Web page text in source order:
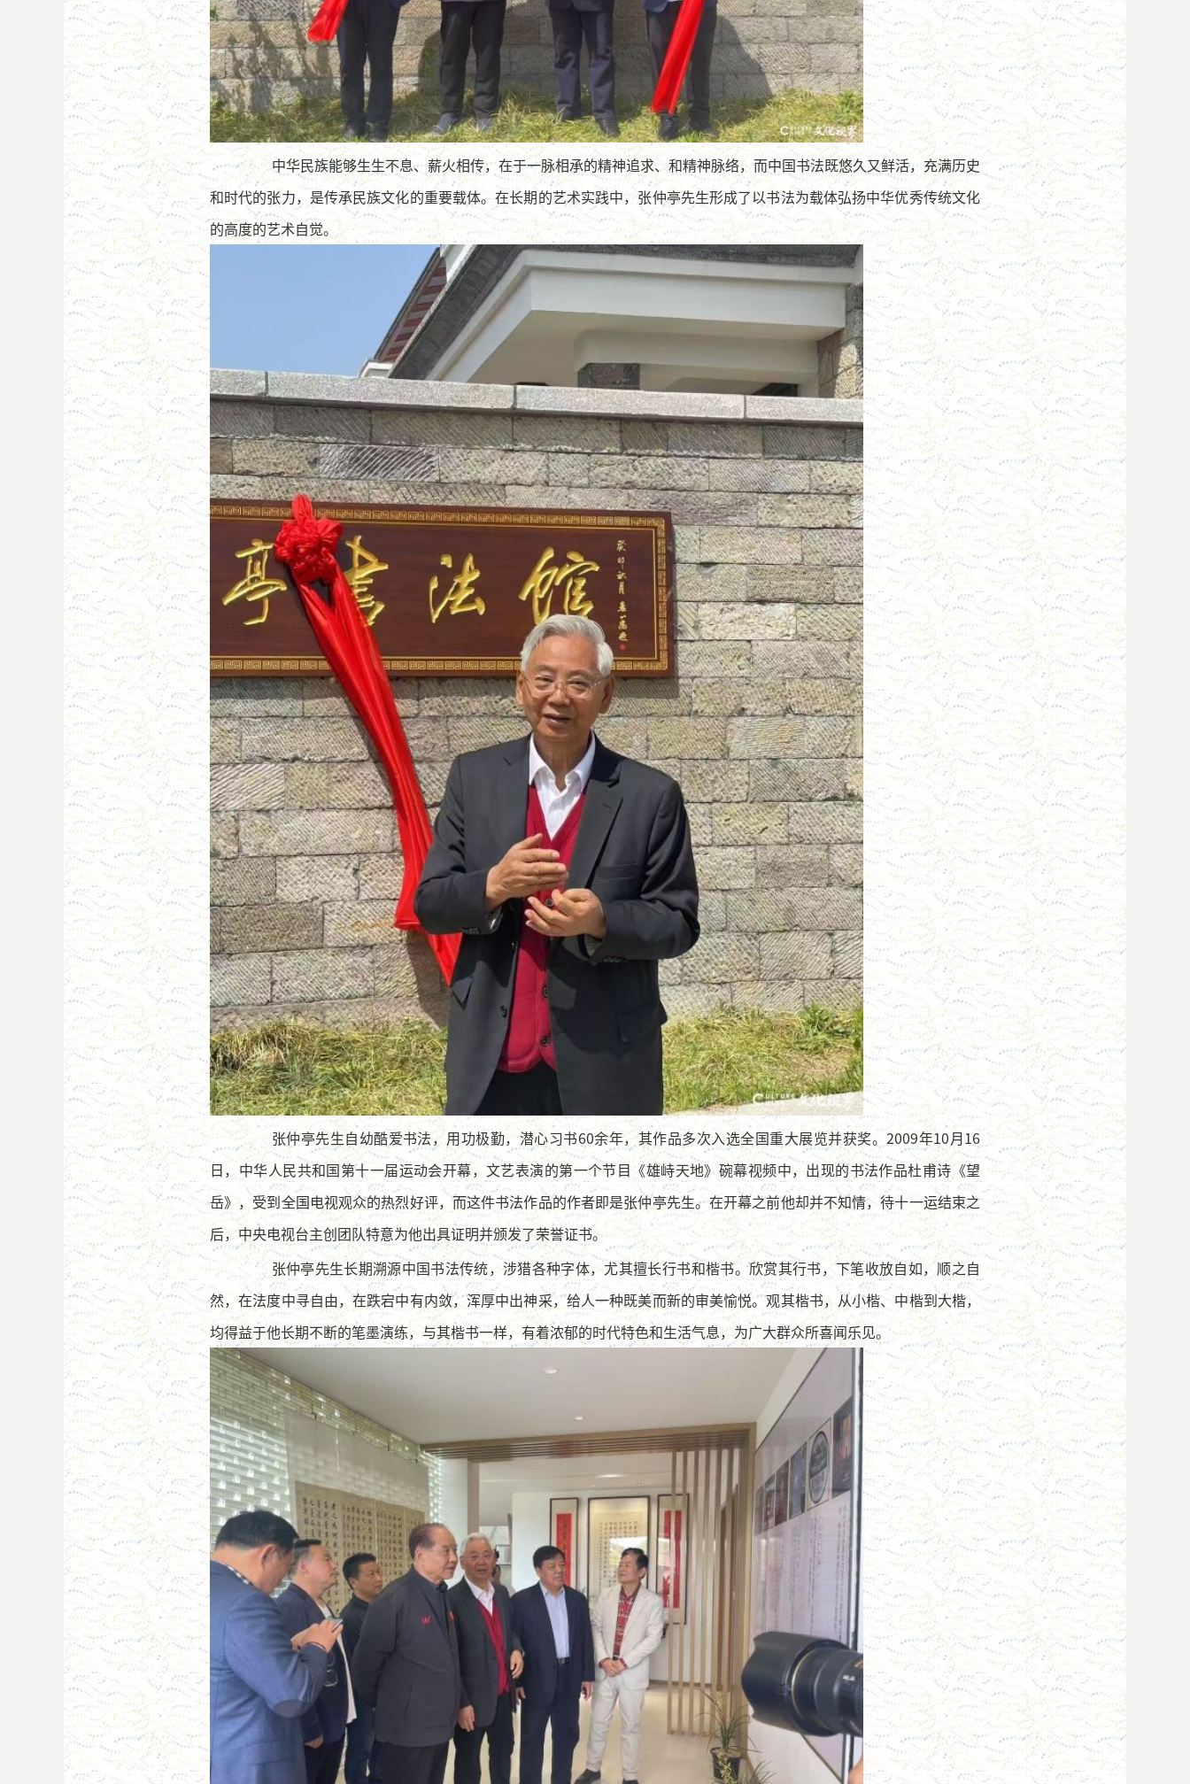
中华民族能够生生不息、薪火相传，在于一脉相承的精神追求、和精神脉络，而中国书法既悠久又鲜活，充满历史
和时代的张力，是传承民族文化的重要载体。在长期的艺术实践中，张仲亭先生形成了以书法为载体弘扬中华优秀传统文化
的高度的艺术自觉。
张仲亭先生自幼酷爱书法，用功极勤，潜心习书60余年，其作品多次入选全国重大展览并获奖。2009年10月16
日，中华人民共和国第十一届运动会开幕，文艺表演的第一个节目《雄峙天地》碗幕视频中，出现的书法作品杜甫诗《望
岳》，受到全国电视观众的热烈好评，而这件书法作品的作者即是张仲亭先生。在开幕之前他却并不知情，待十一运结束之
后，中央电视台主创团队特意为他出具证明并颁发了荣誉证书。
张仲亭先生长期溯源中国书法传统，涉猎各种字体，尤其擅长行书和楷书。欣赏其行书，下笔收放自如，顺之自
然，在法度中寻自由，在跌宕中有内敛，浑厚中出神采，给人一种既美而新的审美愉悦。观其楷书，从小楷、中楷到大楷，
均得益于他长期不断的笔墨演练，与其楷书一样，有着浓郁的时代特色和生活气息，为广大群众所喜闻乐见。